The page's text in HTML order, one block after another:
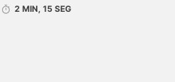
2 MIN, 15 SEG